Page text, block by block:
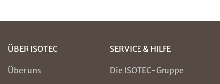
ÜBER ISOTEC
Über uns
SERVICE & HILFE
Die ISOTEC-Gruppe